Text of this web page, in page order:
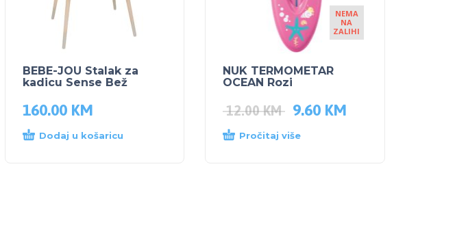
BEBE-JOU Stalak za
kadicu Sense Bež
160.00 KM
Dodaj u košaricu
NEMA
NA
ZALIHI
NUK TERMOMETAR
OCEAN Rozi
12.00KM 9.60 KM
Pročitaj više